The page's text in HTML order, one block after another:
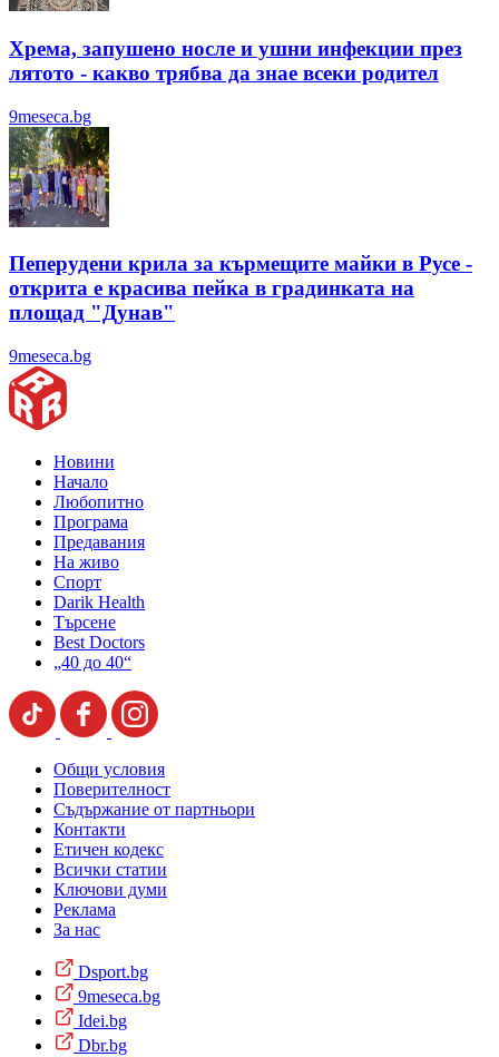
Хрема, запушено носле и ушни инфекции през
лятотo - какво трябва да знае всеки родител
9meseca.bg
Пеперудени крила за кърмещите майки в Русе -
открита е красива пейка в градинката на
площад "Дунав"
9meseca.bg
Новини
Начало
Любопитно
Програма
Предавания
На живо
Спорт
Darik Health
Търсене
Best Doctors
„40 до 40“
Общи условия
Поверителност
Съдържание от партньори
Контакти
Етичен кодекс
Всички статии
Ключови думи
Реклама
За нас
Dsport.bg
9meseca.bg
Idei.bg
Dbr.bg